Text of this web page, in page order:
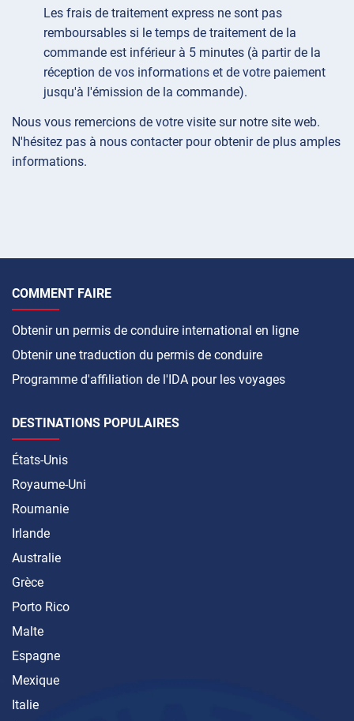
Les frais de traitement express ne sont pas
remboursables si le temps de traitement de la
commande est inférieur à 5 minutes (à partir de la
réception de vos informations et de votre paiement
jusqu'à l'émission de la commande).
Nous vous remercions de votre visite sur notre site web.
N'hésitez pas à nous contacter pour obtenir de plus amples
informations.
COMMENT FAIRE
Obtenir un permis de conduire international en ligne
Obtenir une traduction du permis de conduire
Programme d'affiliation de l'IDA pour les voyages
DESTINATIONS POPULAIRES
États-Unis
Royaume-Uni
Roumanie
Irlande
Australie
Grèce
Porto Rico
Malte
Espagne
Mexique
Italie